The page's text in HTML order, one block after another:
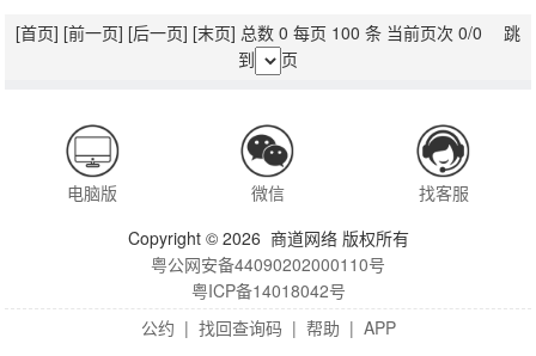
[首页] [前一页] [后一页] [末页] 总数 0 每页 100 条 当前页次 0/0 跳
到
页
电脑版 微信
找客服
Copyright © 2026 商道网络 版权所有
粤公网安备44090202000110号
粤ICP备14018042号
公约 | 找回查询码 | 帮助 | APP